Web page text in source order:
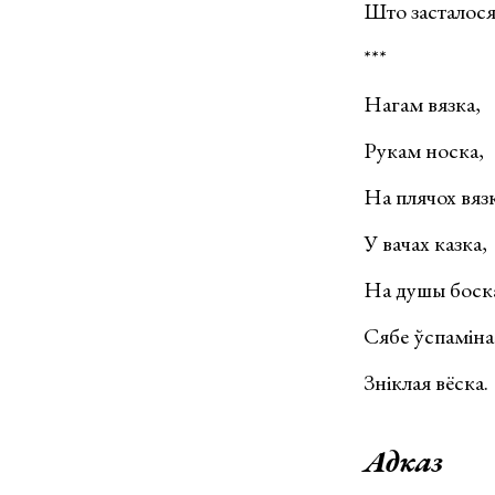
Што
***
Нагам вязка,
Рукам носка,
На плячох
У вачах казка,
На душы
Сябе
Зніклая вёска.
Адказ